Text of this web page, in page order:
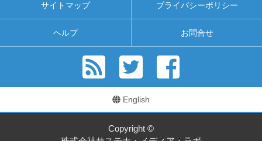
サイトマップ プライバシーポリシー
ヘルプ お問合せ
English
Copyright ©